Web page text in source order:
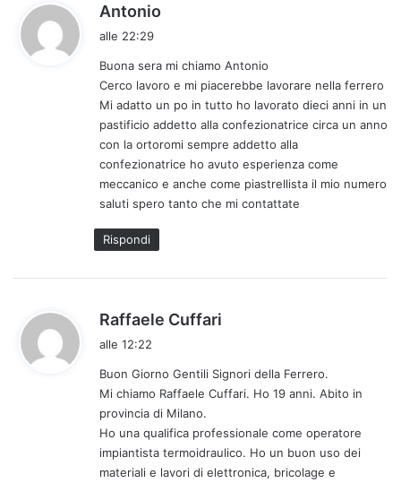
Antonio
e
t
t
o
:
alle 22:29
Buona sera mi chiamo Antonio
Cerco lavoro e mi piacerebbe lavorare nella ferrero
Mi adatto un po in tutto ho lavorato dieci anni in un
pastificio addetto alla confezionatrice circa un anno
con la ortoromi sempre addetto alla
confezionatrice ho avuto esperienza come
meccanico e anche come piastrellista il mio numero
saluti spero tanto che mi contattate
Rispondi
Raffaele Cuffari
e
t
o
:
alle 12:22
Buon Giorno Gentili Signori della Ferrero.
Mi chiamo Raffaele Cuffari. Ho 19 anni. Abito in
provincia di Milano.
Ho una qualifica professionale come operatore
impiantista termoidraulico. Ho un buon uso dei
materiali e lavori di elettronica, bricolage e